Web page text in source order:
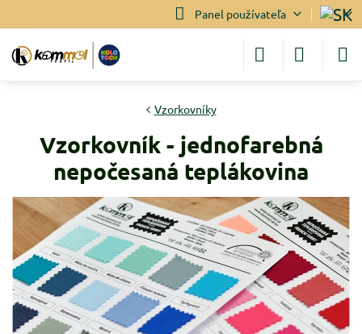
Panel používateľa
Vzorkovníky
Vzorkovník - jednofarebná
nepočesaná teplákovina